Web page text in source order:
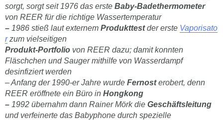
sorgt, sorgt seit 1976 das erste Baby-Badethermometer
von REER für die richtige Wassertemperatur
– 1986 stieß laut externem Produkttestder erste Vaporisato
rzum vielseitigen
Produkt-Portfolio von REER dazu; damit konnten
Fläschchen und Sauger mithilfe von Wasserdampf
desinfiziert werden
– Anfang der 1990-er Jahre wurde Fernosterobert, denn
REER eröffnete ein Büro in Hongkong
– 1992 übernahm dann Rainer Mörk die Geschäftsleitung
und verfeinerte das Babyphone durch spezielle